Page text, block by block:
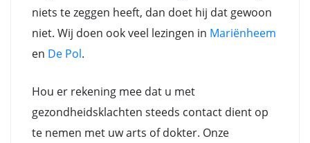
niets te zeggen heeft, dan doet hij dat gewoon
niet. Wij doen ook veel lezingen in Mariënheem
en De Pol.
Hou er rekening mee dat u met
gezondheidsklachten steeds contact dient op
te nemen met uw arts of dokter. Onze